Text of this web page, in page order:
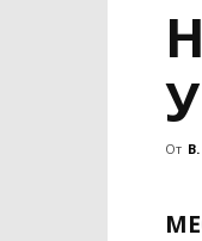
От